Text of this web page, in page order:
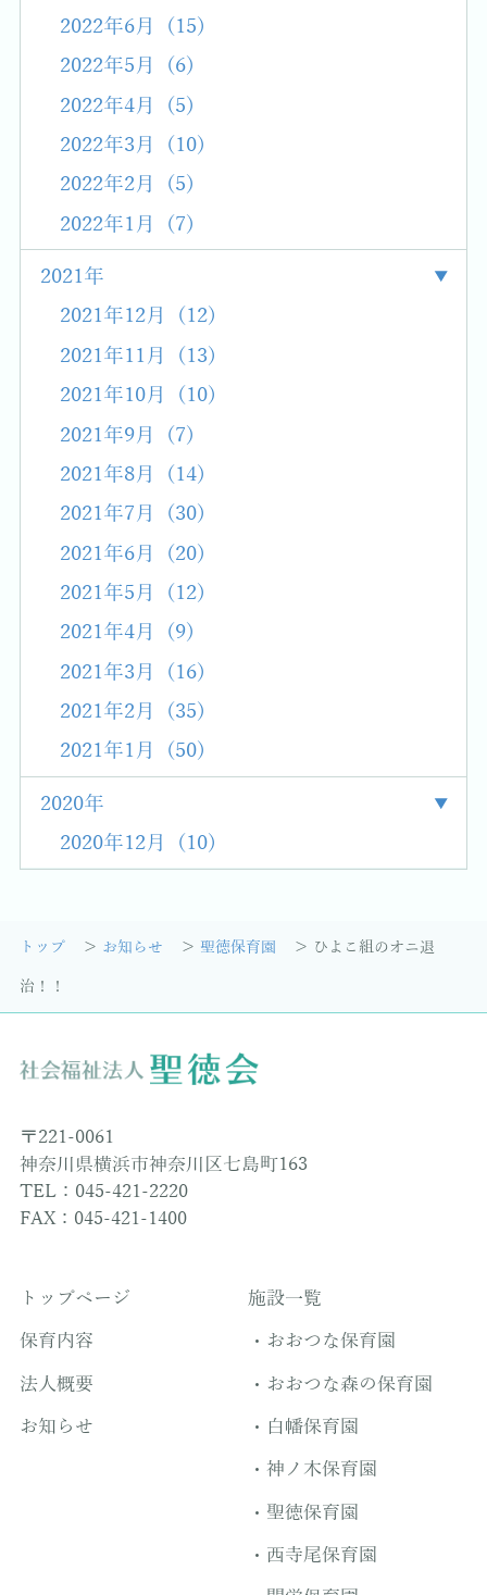
2022年6月 (15)
2022年5月 (6)
2022年4月 (5)
2022年3月 (10)
2022年2月 (5)
2022年1月 (7)
2021年
2021年12月 (12)
2021年11月 (13)
2021年10月 (10)
2021年9月 (7)
2021年8月 (14)
2021年7月 (30)
2021年6月 (20)
2021年5月 (12)
2021年4月 (9)
2021年3月 (16)
2021年2月 (35)
2021年1月 (50)
2020年
2020年12月 (10)
トップ お知らせ 聖徳保育園 ひよこ組のオニ退
治！！
〒221-0061
神奈川県横浜市神奈川区七島町163
TEL：045-421-2220
FAX：045-421-1400
トップページ
保育内容
法人概要
お知らせ
施設一覧
おおつな保育園
おおつな森の保育園
白幡保育園
神ノ木保育園
聖徳保育園
西寺尾保育園